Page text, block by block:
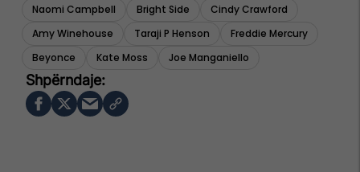
Naomi Campbell
Bright Side
Cindy Crawford
Amy Winehouse
Taraji P Henson
Freddie Mercury
Beyonce
Kate Moss Joe Manganiello